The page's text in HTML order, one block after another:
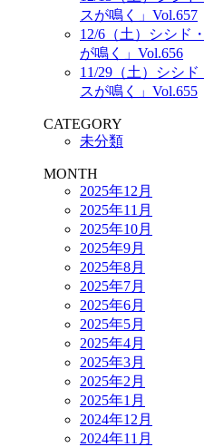
スが鳴く」Vol.657
12/6（土）シシド
が鳴く」Vol.656
11/29（土）シシ
スが鳴く」Vol.655
CATEGORY
未分類
MONTH
2025年12月
2025年11月
2025年10月
2025年9月
2025年8月
2025年7月
2025年6月
2025年5月
2025年4月
2025年3月
2025年2月
2025年1月
2024年12月
2024年11月